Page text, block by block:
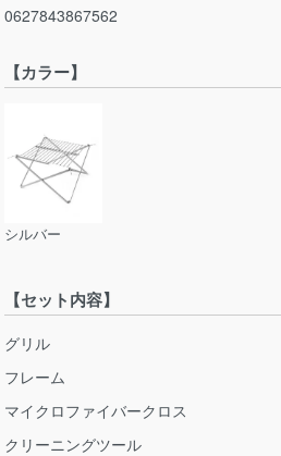
0627843867562
【カラー】
シルバー
【セット内容】
グリル
フレーム
マイクロファイバークロス
クリーニングツール